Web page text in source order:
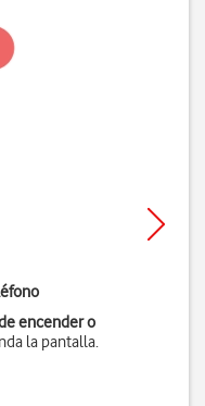
encender o
la pantalla.